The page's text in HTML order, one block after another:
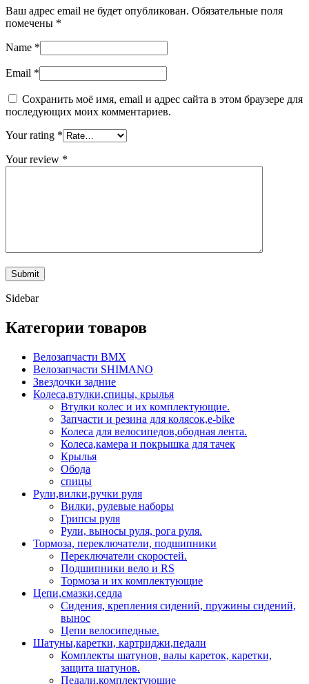
Ваш адрес email не будет опубликован. Обязательные поля
помечены *
Name *
Email *
Сохранить моё имя, email и адрес сайта в этом браузере для
последующих моих комментариев.
Your rating *
Your review *
Sidebar
Категории товаров
Велозапчасти BMX
Велозапчасти SHIMANO
Звездочки задние
Колеса,втулки,спицы, крылья
Втулки колес и их комплектующие.
Запчасти и резина для колясок,e-bike
Колеса для велосипедов,ободная лента.
Колеса,камера и покрышка для тачек
Крылья
Обода
спицы
Рули,вилки,ручки руля
Вилки, рулевые наборы
Грипсы руля
Рули, выносы руля, рога руля.
Тормоза, переключатели, подшипники
Переключатели скоростей.
Подшипники вело и RS
Тормоза и их комплектующие
Цепи,смазки,седла
Сидения, крепления сидений, пружины сидений,
вынос
Цепи велосипедные.
Шатуны,каретки, картриджи,педали
Комплекты шатунов, валы кареток, каретки,
защита шатунов.
Педали,комплектующие